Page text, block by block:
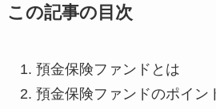
この記事の目次
預金保険ファンドとは
預金保険ファンドのポイン